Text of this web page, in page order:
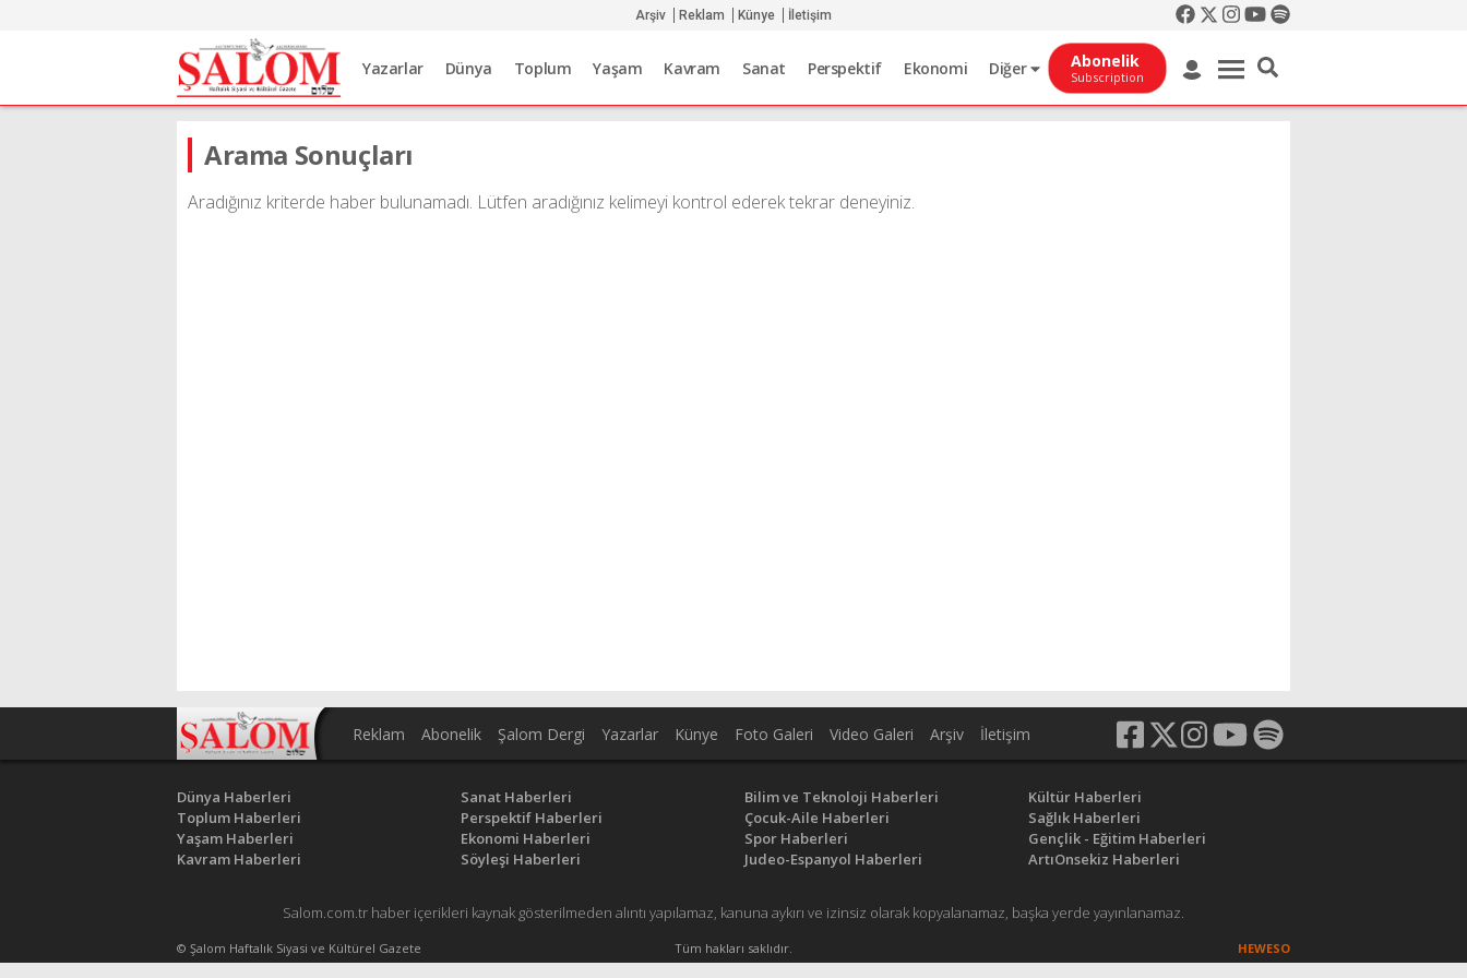
Arşiv Reklam Künye İletişim
Yazarlar Dünya Toplum Yaşam Kavram Sanat Perspektif Ekonomi Diğer Abonelik
Subscription
Arama Sonuçları
Aradığınız kriterde haber bulunamadı. Lütfen aradığınız kelimeyi kontrol ederek tekrar deneyiniz.
Reklam Abonelik Şalom Dergi Yazarlar Künye Foto Galeri Video Galeri Arşiv İletişim
Dünya Haberleri
Toplum Haberleri
Yaşam Haberleri
Kavram Haberleri
Sanat Haberleri
Perspektif Haberleri
Ekonomi Haberleri
Söyleşi Haberleri
Bilim ve Teknoloji Haberleri
Çocuk-Aile Haberleri
Spor Haberleri
Judeo-Espanyol Haberleri
Kültür Haberleri
Sağlık Haberleri
Gençlik - Eğitim Haberleri
ArtıOnsekiz Haberleri
Salom.com.tr haber içerikleri kaynak gösterilmeden alıntı yapılamaz, kanuna aykırı ve izinsiz olarak kopyalanamaz, başka yerde yayınlanamaz.
© Şalom Haftalık Siyasi ve Kültürel Gazete Tüm hakları saklıdır. HEWESO